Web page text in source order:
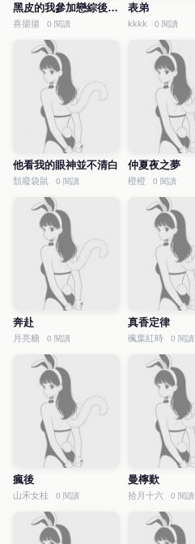
黑皮的我參加戀綜後爆紅了
喜揚揚 0 閱讀
表弟
kkkk 0 閱讀
他看我的眼神並不清白
頹廢袋鼠 0 閱讀
仲夏夜之夢
橙橙 0 閱讀
奔赴
月亮糖 0 閱讀
真香定律
楓葉紅時 0 閱讀
瘋後
山禾女桂 0 閱讀
曼檸歎
拾月十六 0 閱讀